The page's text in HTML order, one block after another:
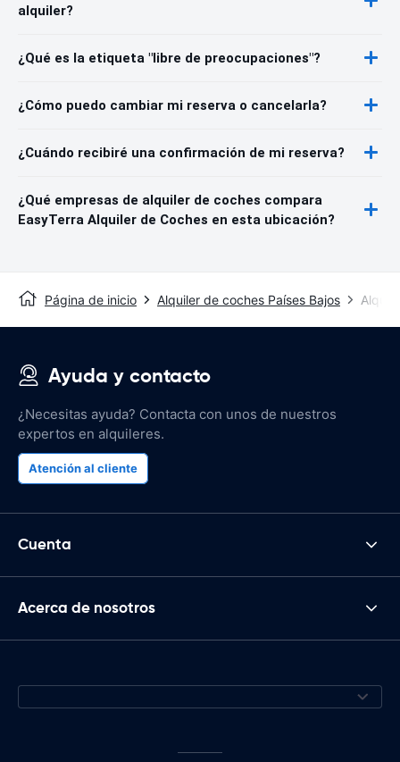
alquiler?
¿Qué es la etiqueta "libre de preocupaciones"?
¿Cómo puedo cambiar mi reserva o cancelarla?
¿Cuándo recibiré una confirmación de mi reserva?
¿Qué empresas de alquiler de coches compara
EasyTerra Alquiler de Coches en esta ubicación?
Página de inicio Alquiler de coches Países Bajos
Ayuda y contacto
¿Necesitas ayuda? Contacta con unos de nuestros
expertos en alquileres.
Atención al cliente
Cuenta
Acerca de nosotros